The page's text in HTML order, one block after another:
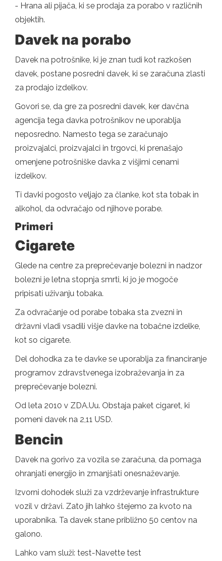
- Hrana ali pijača, ki se prodaja za porabo v različnih
objektih.
Davek na porabo
Davek na potrošnike, ki je znan tudi kot razkošen
davek, postane posredni davek, ki se zaračuna zlasti
za prodajo izdelkov.
Govori se, da gre za posredni davek, ker davčna
agencija tega davka potrošnikov ne uporablja
neposredno. Namesto tega se zaračunajo
proizvajalci, proizvajalci in trgovci, ki prenašajo
omenjene potrošniške davka z višjimi cenami
izdelkov.
Ti davki pogosto veljajo za članke, kot sta tobak in
alkohol, da odvračajo od njihove porabe.
Primeri
Cigarete
Glede na centre za preprečevanje bolezni in nadzor
bolezni je letna stopnja smrti, ki jo je mogoče
pripisati uživanju tobaka.
Za odvračanje od porabe tobaka sta zvezni in
državni vladi vsadili višje davke na tobačne izdelke,
kot so cigarete.
Del dohodka za te davke se uporablja za financiranje
programov zdravstvenega izobraževanja in za
preprečevanje bolezni.
Od leta 2010 v ZDA.Uu. Obstaja paket cigaret, ki
pomeni davek na 2,11 USD.
Bencin
Davek na gorivo za vozila se zaračuna, da pomaga
ohranjati energijo in zmanjšati onesnaževanje.
Izvorni dohodek služi za vzdrževanje infrastrukture
vozil v državi. Zato jih lahko štejemo za kvoto na
uporabnika. Ta davek stane približno 50 centov na
galono.
Lahko vam služi: test-Navette test